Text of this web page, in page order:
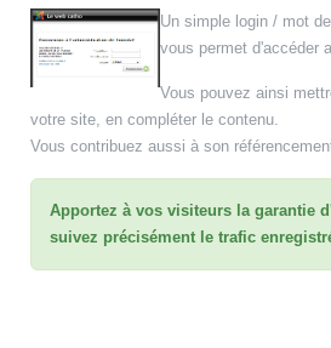
Un simple login / mot
vous permet d'accéder
Vous pouvez ainsi
votre site, en compléter le contenu.
Vous contribuez aussi à son
Apportez à vos visiteurs la garantie
suivez précisément le trafic